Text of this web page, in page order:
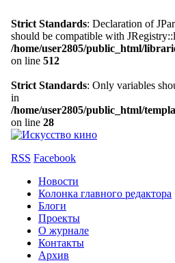
Strict Standards: Declaration of
should be compatible with
/home/user2805/public_html/
on line 512
Strict Standards: Only variables
in
/home/user2805/public_html/
on line 28
RSS Facebook
Новости
Колонка главного редактора
Блоги
Проекты
О журнале
Контакты
Архив